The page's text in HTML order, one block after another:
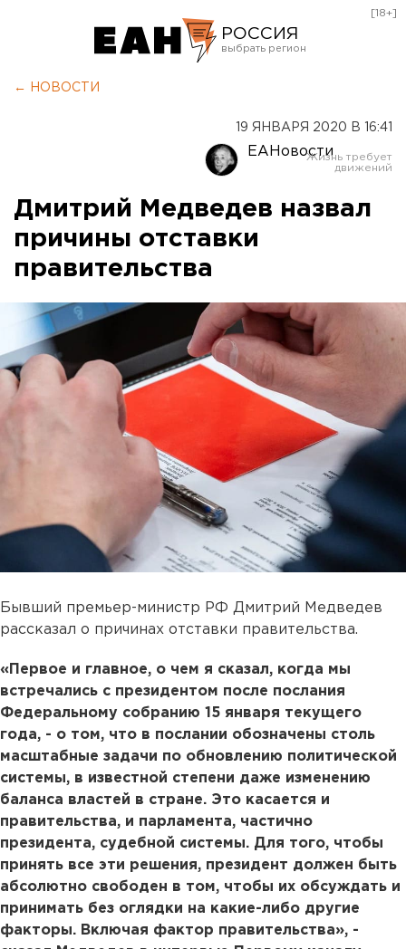
РОССИЯ
Оренбург
[18+]
← НОВОСТИ
19 ЯНВАРЯ 2020 В 16:41
ЕАНовости
Дмитрий Медведев назвал
причины отставки
правительства
Бывший премьер-министр РФ Дмитрий Медведев
рассказал о причинах отставки правительства.
«Первое и главное, о чем я сказал, когда мы
встречались с президентом после послания
Федеральному собранию 15 января текущего
года, - о том, что в послании обозначены столь
масштабные задачи по обновлению политической
системы, в известной степени даже изменению
баланса властей в стране. Это касается и
правительства, и парламента, частично
президента, судебной системы. Для того, чтобы
принять все эти решения, президент должен быть
абсолютно свободен в том, чтобы их обсуждать и
принимать без оглядки на какие-либо другие
факторы. Включая фактор правительства», -